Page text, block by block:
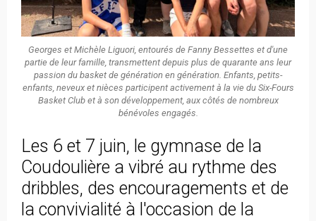
Georges et Michèle Liguori, entourés de Fanny Bessettes et d'une
partie de leur famille, transmettent depuis plus de quarante ans leur
passion du basket de génération en génération. Enfants, petits-
enfants, neveux et nièces participent activement à la vie du Six-Fours
Basket Club et à son développement, aux côtés de nombreux
bénévoles engagés.
Les 6 et 7 juin, le gymnase de la
Coudoulière a vibré au rythme des
dribbles, des encouragements et de
la convivialité à l'occasion de la